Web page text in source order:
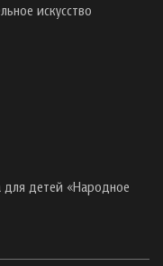
искусство
для детей «Народное